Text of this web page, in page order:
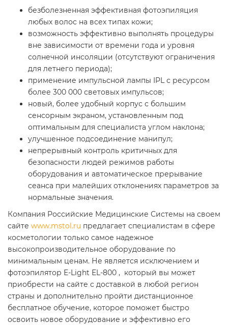
безболезненная эффективная фотоэпиляция
любых волос на всех типах кожи;
возможность эффективно выполнять процедуры
вне зависимости от времени года и уровня
солнечной инсоляции (отсутствуют ограничения
для летнего периода);
применение импульсной лампы IPL с ресурсом
более 300 000 световых импульсов;
новый, более удобный корпус с большим
сенсорным экраном, установленным под
оптимальным для специалиста углом наклона;
улучшенное подсоединение манипул;
непрерывный контроль критичных для
безопасности людей режимов работы
оборудования и автоматическое прерывание
сеанса при малейших отклонениях параметров за
нормальные значения.
Компания Российские Медицинские Системы на своем
сайте www.mstol.ru предлагает специалистам в сфере
косметологии только самое надежное
высокопроизводительное оборудование по
минимальным ценам. Не является исключением и
фотоэпилятор E-Light EL-800 , который вы может
приобрести на сайте с доставкой в любой регион
страны и дополнительно пройти дистанционное
бесплатное обучение, которое поможет быстро
освоить новое оборудование и эффективно его